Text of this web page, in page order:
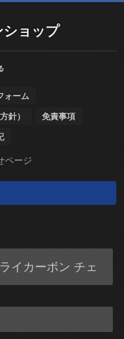
ョップ
ォーム
針） 免責事項
ページ